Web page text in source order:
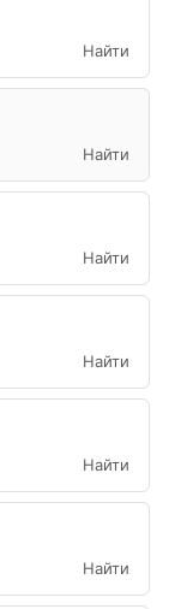
Найти
Найти
Найти
Найти
Найти
Найти